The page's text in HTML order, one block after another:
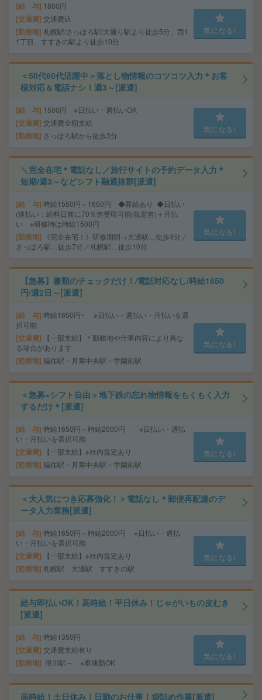
給 与 1800円
交通費 交通費込
勤務地 札幌駅/さっぽろ駅/大通り駅より徒歩5分、西1
1丁目、すすきの駅より徒歩10分
気になる!
＜50代60代活躍中＞落とし物情報のコツコツ入力＊お客
様対応＆電話ナシ！週3～[派遣]
給 与 1500円 ※日払い・週払いOK
交通費 交通費全額支給
勤務地 さっぽろ駅から徒歩3分
気になる!
＼完全在宅＊電話なし／旅行サイトの予約データ入力＊
短期/週3～などシフト融通抜群[派遣]
給 与 時給1550円～1650円 ◆昇給あり ◆日払い
(速払い：給料日前に70％迄受取可能/規定有)＋月払
い ※研修時は時給1500円
勤務地
《完全在宅！》研修期間→大通駅…徒歩4分／
さっぽろ駅…徒歩7分／札幌駅…徒歩10分
気になる!
【急募】書類のチェックだけ！/電話対応なし/時給1650
円/週2日～[派遣]
給 与 時給1650円~ ※日払い・週払い・月払いを選
択可能
交通費
【一部支給】＊勤務地や仕事内容により異な
る場合があります
勤務地 福住駅・月寒中央駅・学園前駅
気になる!
＜急募×シフト自由＞地下鉄の忘れ物情報をもくもく入力
するだけ＊[派遣]
給 与 時給1650円～時給2000円 ※日払い・週払
い・月払いを選択可能
交通費 【一部支給】※社内規定あり
勤務地 福住駅・月寒中央駅・学園前駅
気になる!
＜大人気につき応募強化！＞電話なし＊郵便再配達のデ
ータ入力業務[派遣]
給 与 時給1650円～時給2000円 ※日払い・週払
い・月払いを選択可能
交通費 【一部支給】※社内規定あり
勤務地 札幌駅 大通駅 すすきの駅
気になる!
給与即払いOK！高時給！平日休み！じゃがいもの皮むき
[派遣]
給 与 時給1350円
交通費 交通費支給有り
勤務地 澄川駅～ ※車通勤OK
気になる!
高時給！土日休み！日勤のお仕事！袋詰め作業[派遣]